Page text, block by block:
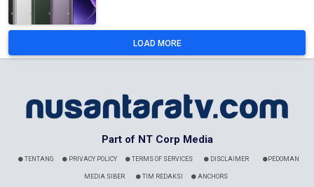
LOAD MORE
Part of NT Corp Media
TENTANG PRIVACY POLICY TERMS OF SERVICES DISCLAIMER PEDOMAN
MEDIA SIBER TIM REDAKSI ANCHORS